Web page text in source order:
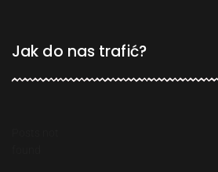
Jak do nas trafić?